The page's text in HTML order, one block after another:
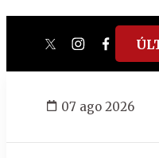
twitterinstagram
07 ago 2026